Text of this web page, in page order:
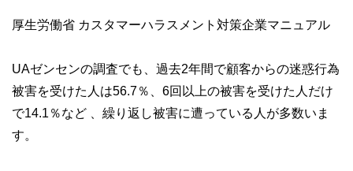
厚生労働省 カスタマーハラスメント対策企業マニュアル
UAゼンセンの調査でも、過去2年間で顧客からの迷惑行為
被害を受けた人は56.7％、6回以上の被害を受けた人だけ
で14.1％など 、繰り返し被害に遭っている人が多数いま
す。